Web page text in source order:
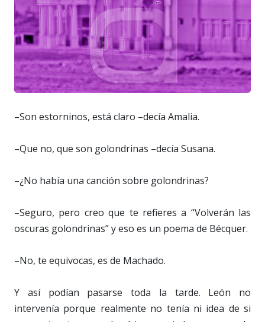
–Son estorninos, está claro –decía Amalia.
–Que no, que son golondrinas –decía Susana.
–¿No había una canción sobre golondrinas?
–Seguro, pero creo que te refieres a “Volverán las
oscuras golondrinas” y eso es un poema de Bécquer.
–No, te equivocas, es de Machado.
Y así podían pasarse toda la tarde. León no
intervenía porque realmente no tenía ni idea de si